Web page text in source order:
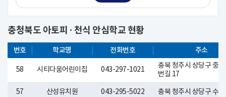
충청북도 아토피 · 천식 안심학교 현황
번호 학교명 전화번호 주소
58 시티다움어린이집 043-297-1021
충북 청주시 상당구 중
번길 17
57 산성유치원 043-295-5022 충북 청주시 상당구 수